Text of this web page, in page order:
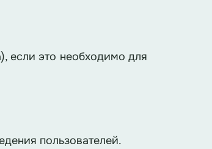
если это необходимо для
пользователей.